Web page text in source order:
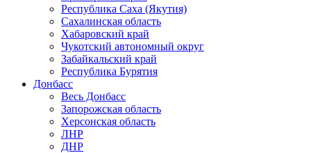
Республика Саха (Якутия)
Сахалинская область
Хабаровский край
Чукотский автономный округ
Забайкальский край
Республика Бурятия
Донбасс
Весь Донбасс
Запорожская область
Херсонская область
ЛНР
ДНР